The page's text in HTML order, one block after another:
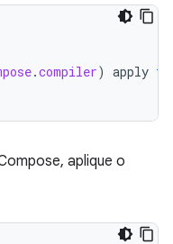
.compiler) apply
aplique o